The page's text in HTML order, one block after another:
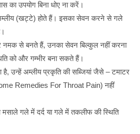
का उपयोग बिना धोए ना करें।
(खट्टे) होते हैं। इसका सेवन करने से गले
नमक से बनते हैं, उनका सेवन बिल्कुल नहीं करना
को और गम्भीर बना सकते हैं।
है, उन्हें अम्लीय प्रकृति की सब्जियां जैसे – टमाटर
Remedies For Throat Pain) नहीं
गले में दर्द या गले में तकलीफ की स्थिति